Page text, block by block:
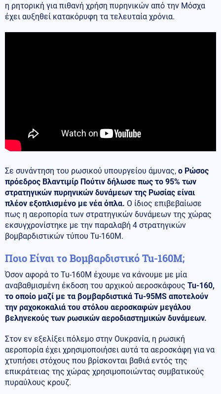
η ρητορική για πιθανή χρήση πυρηνικών από την Μόσχα
έχει αυξηθεί κατακόρυφη τα τελευταία χρόνια.
Σε συνάντηση του ρωσικού υπουργείου άμυνας, ο Ρώσος
πρόεδρος Βλαντιμίρ Πούτιν δήλωσε πως το 95% των
στρατηγικών πυρηνικών δυνάμεων της Ρωσίας είναι
πλέον εξοπλισμένο με νέα όπλα. Ο ίδιος επιβεβαίωσε
πως η αεροπορία των στρατηγικών δυνάμεων της χώρας
εκσυγχρονίστηκε με την παραλαβή 4 στρατηγικών
βομβαρδιστικών τύπου Tu-160M.
Ποιο Είναι το Βομβαρδιστικό Tu-160M;
Όσον αφορά το Tu-160M έχουμε να κάνουμε με μία
αναβαθμισμένη έκδοση του αρχικού αεροσκάφους Tu-160,
το οποίο μαζί με τα βομβαρδιστικά Tu-95MS αποτελούν
την ραχοκοκαλιά του στόλου αεροσκαφών μεγάλου
βεληνεκούς των ρωσικών αεροδιαστημικών δυνάμεων.
Στον εν εξελίξει πόλεμο στην Ουκρανία, η ρωσική
αεροπορία έχει χρησιμοποιήσει αυτά τα αεροσκάφη για να
χτυπήσει στόχους που βρίσκονται βαθιά εντός της
επικράτειας της χώρας χρησιμοποιώντας συμβατικούς
πυραύλους κρουζ.